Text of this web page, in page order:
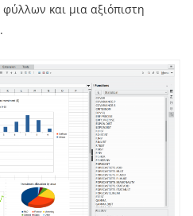
και μια αξιόπιστη